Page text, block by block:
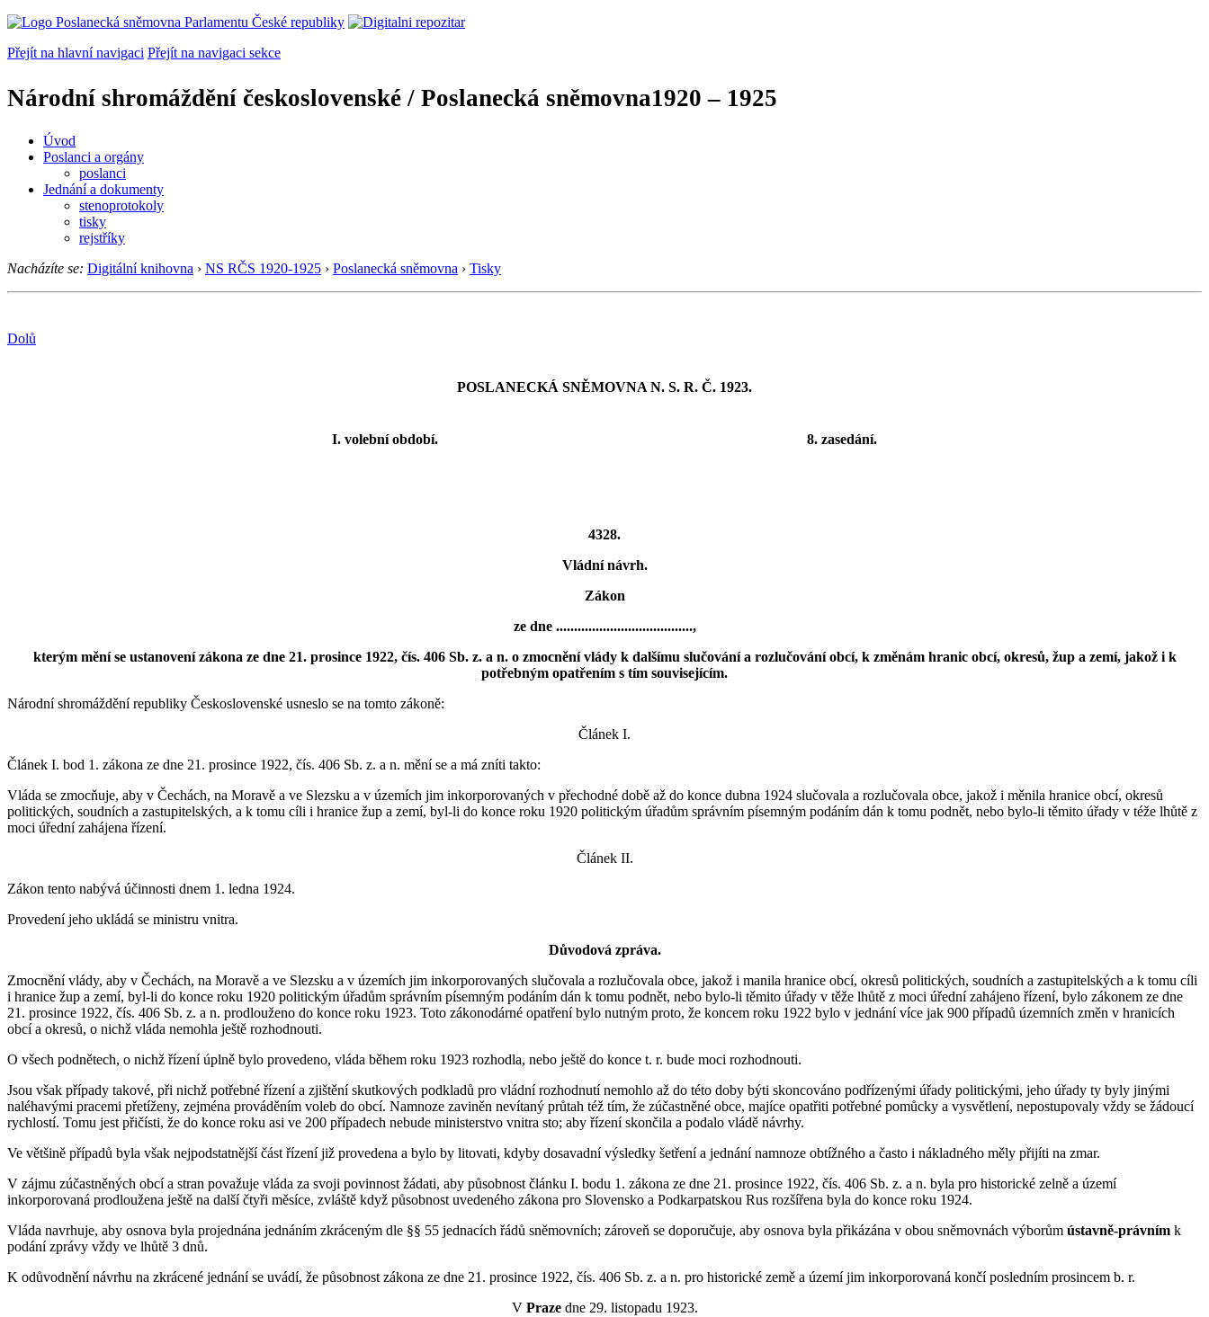
Přejít na hlavní navigaci Přejít na navigaci sekce
Národní shromáždění československé / Poslanecká sněmovna1920 – 1925
Úvod
Poslanci a orgány
poslanci
Jednání a dokumenty
stenoprotokoly
tisky
rejstříky
Nacházíte se: Digitální knihovna › NS RČS 1920-1925 › Poslanecká sněmovna › Tisky
Dolů
POSLANECKÁ SNĚMOVNA N. S. R. Č. 1923.
I. volební období. 8. zasedání.
4328.
Vládní návrh.
Zákon
ze dne ......................................,
kterým mění se ustanovení zákona ze dne 21. prosince 1922, čís. 406 Sb. z. a n. o zmocnění vlády k dalšímu slučování a rozlučování obcí, k změnám hranic obcí, okresů, žup a zemí, jakož i k
potřebným opatřením s tím souvisejícím.
Národní shromáždění republiky Československé usneslo se na tomto zákoně:
Článek I.
Článek I. bod 1. zákona ze dne 21. prosince 1922, čís. 406 Sb. z. a n. mění se a má zníti takto:
Vláda se zmocňuje, aby v Čechách, na Moravě a ve Slezsku a v územích jim inkorporovaných v přechodné době až do konce dubna 1924 slučovala a rozlučovala obce, jakož i měnila hranice obcí, okresů
politických, soudních a zastupitelských, a k tomu cíli i hranice žup a zemí, byl-li do konce roku 1920 politickým úřadům správním písemným podáním dán k tomu podnět, nebo bylo-li těmito úřady v téže lhůtě z
moci úřední zahájena řízení.
Článek II.
Zákon tento nabývá účinnosti dnem 1. ledna 1924.
Provedení jeho ukládá se ministru vnitra.
Důvodová zpráva.
Zmocnění vlády, aby v Čechách, na Moravě a ve Slezsku a v územích jim inkorporovaných slučovala a rozlučovala obce, jakož i manila hranice obcí, okresů politických, soudních a zastupitelských a k tomu cíli
i hranice žup a zemí, byl-li do konce roku 1920 politickým úřadům správním písemným podáním dán k tomu podnět, nebo bylo-li těmito úřady v těže lhůtě z moci úřední zahájeno řízení, bylo zákonem ze dne
21. prosince 1922, čís. 406 Sb. z. a n. prodlouženo do konce roku 1923. Toto zákonodárné opatření bylo nutným proto, že koncem roku 1922 bylo v jednání více jak 900 případů územních změn v hranicích
obcí a okresů, o nichž vláda nemohla ještě rozhodnouti.
O všech podnětech, o nichž řízení úplně bylo provedeno, vláda během roku 1923 rozhodla, nebo ještě do konce t. r. bude moci rozhodnouti.
Jsou však případy takové, při nichž potřebné řízení a zjištění skutkových podkladů pro vládní rozhodnutí nemohlo až do této doby býti skoncováno podřízenými úřady politickými, jeho úřady ty byly jinými
naléhavými pracemi přetíženy, zejména prováděním voleb do obcí. Namnoze zaviněn nevítaný průtah též tím, že zúčastněné obce, majíce opatřiti potřebné pomůcky a vysvětlení, nepostupovaly vždy se žádoucí
rychlostí. Tomu jest přičísti, že do konce roku asi ve 200 případech nebude ministerstvo vnitra sto; aby řízení skončila a podalo vládě návrhy.
Ve většině případů byla však nejpodstatnější část řízení již provedena a bylo by litovati, kdyby dosavadní výsledky šetření a jednání namnoze obtížného a často i nákladného měly přijíti na zmar.
V zájmu zúčastněných obcí a stran považuje vláda za svoji povinnost žádati, aby působnost článku I. bodu 1. zákona ze dne 21. prosince 1922, čís. 406 Sb. z. a n. byla pro historické zelně a území
inkorporovaná prodloužena ještě na další čtyři měsíce, zvláště když působnost uvedeného zákona pro Slovensko a Podkarpatskou Rus rozšířena byla do konce roku 1924.
Vláda navrhuje, aby osnova byla projednána jednáním zkráceným dle §§ 55 jednacích řádů sněmovních; zároveň se doporučuje, aby osnova byla přikázána v obou sněmovnách výborům ústavně-právním k
podání zprávy vždy ve lhůtě 3 dnů.
K odůvodnění návrhu na zkrácené jednání se uvádí, že působnost zákona ze dne 21. prosince 1922, čís. 406 Sb. z. a n. pro historické země a území jim inkorporovaná končí posledním prosincem b. r.
V Praze dne 29. listopadu 1923.